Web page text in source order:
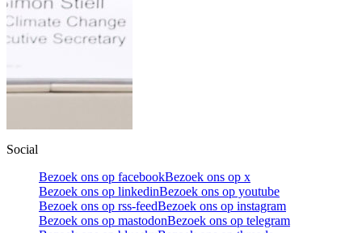
Social
Bezoek ons op facebookBezoek ons op x
Bezoek ons op linkedinBezoek ons op youtube
Bezoek ons op rss-feedBezoek ons op instagram
Bezoek ons op mastodonBezoek ons op telegram